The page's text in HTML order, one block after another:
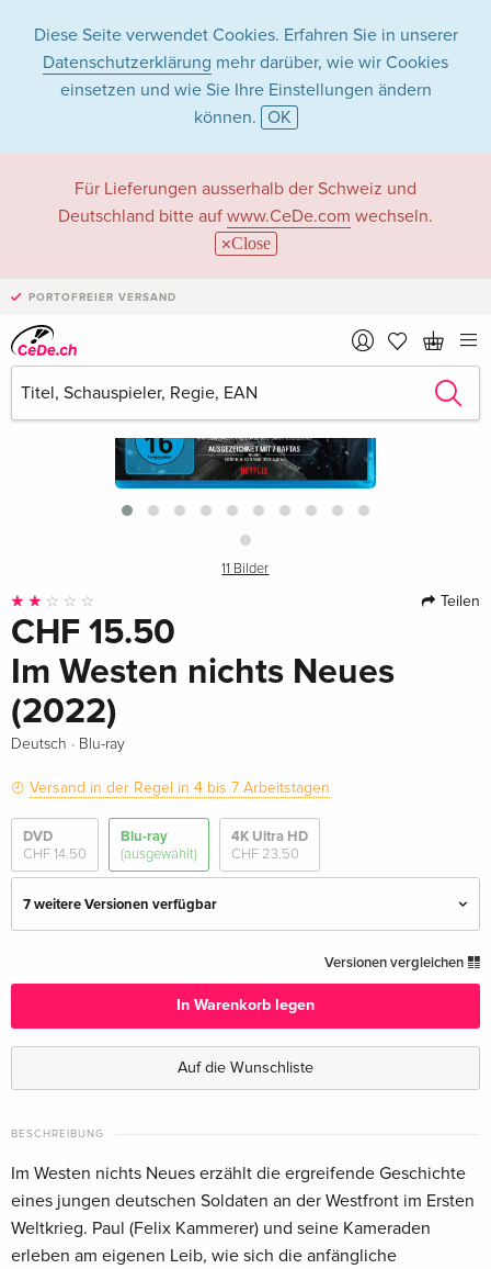
Diese Seite verwendet Cookies. Erfahren Sie in unserer
Datenschutzerklärung mehr darüber, wie wir Cookies
einsetzen und wie Sie Ihre Einstellungen ändern
können. OK
Für Lieferungen ausserhalb der Schweiz und
Deutschland bitte auf www.CeDe.com wechseln.
Close
PORTOFREIER VERSAND
11 Bilder
Teilen
CHF 15.50
Im Westen nichts Neues
(2022)
Deutsch · Blu-ray
Versand in der Regel in 4 bis 7 Arbeitstagen
DVD
CHF 14.50
Blu-ray
(ausgewählt)
4K Ultra HD
CHF 23.50
7 weitere Versionen verfügbar
CHF 15.50
Limited Edition, Steelbook, 4K Ultra HD + Blu-
vergriffen
Limited Collector's Edition, Mediabook, 4K
Deutsch
Standard Edition
Englisch · UK Version
CHF 29.50
Versionen vergleichen
In Warenkorb legen
Auf die Wunschliste
BESCHREIBUNG
Im Westen nichts Neues erzählt die ergreifende Geschichte
eines jungen deutschen Soldaten an der Westfront im Ersten
Weltkrieg. Paul (Felix Kammerer) und seine Kameraden
erleben am eigenen Leib, wie sich die anfängliche